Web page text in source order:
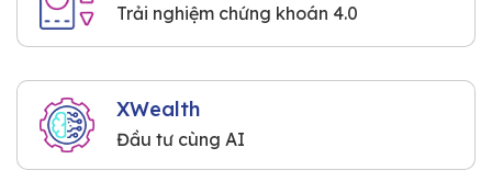
Trải nghiệm chứng khoán 4.0
XWealth
Đầu tư cùng AI